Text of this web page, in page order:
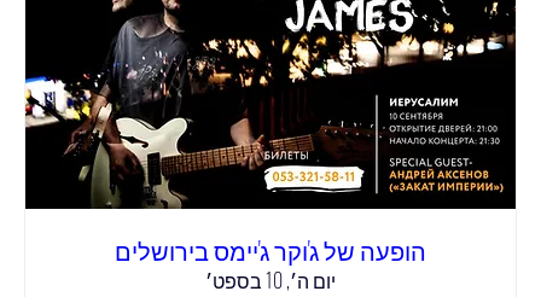
הופעה של ג'וקר ג'יימס בירושלים
יום ה׳, 10 בספט׳